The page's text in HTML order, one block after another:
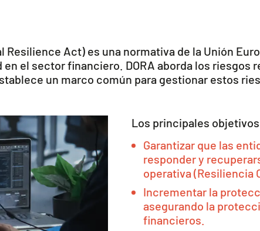
Resilience Act) es una normativa de la Unión
el sector financiero. DORA aborda los riesgos
un marco común para gestionar estos
Los principales objetivos
Garantizar que las
responder y
operativa (Resiliencia
Incrementar la
asegurando la
financieros.